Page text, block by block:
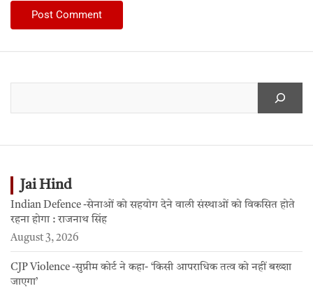
Jai Hind
Indian Defence -सेनाओं को सहयोग देने वाली संस्थाओं को विकसित होते
रहना होगा : राजनाथ सिंह
August 3, 2026
CJP Violence -सुप्रीम कोर्ट ने कहा- ‘किसी आपराधिक तत्व को नहीं बख्शा
जाएगा’